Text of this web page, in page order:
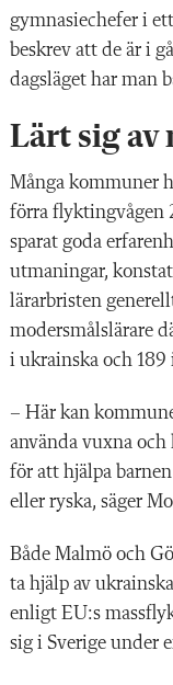
gymnasiechefer i
beskrev att de är i
dagsläget har man
Lärt sig av
Många kommuner
förra flyktingvågen
sparat goda
utmaningar,
lärarbristen
modersmålslärare
i ukrainska och 189
– Här kan
använda vuxna och
för att hjälpa
eller ryska, säger
Både Malmö och
ta hjälp av
enligt EU:s
sig i Sverige under